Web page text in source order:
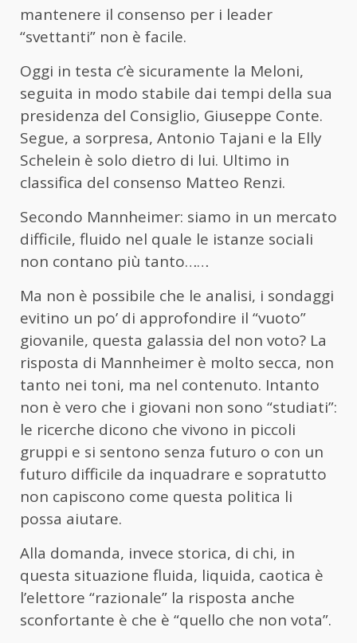
mantenere il consenso per i leader
“svettanti” non è facile.
Oggi in testa c’è sicuramente la Meloni,
seguita in modo stabile dai tempi della sua
presidenza del Consiglio, Giuseppe Conte.
Segue, a sorpresa, Antonio Tajani e la Elly
Schelein è solo dietro di lui. Ultimo in
classifica del consenso Matteo Renzi.
Secondo Mannheimer: siamo in un mercato
difficile, fluido nel quale le istanze sociali
non contano più tanto……
Ma non è possibile che le analisi, i sondaggi
evitino un po’ di approfondire il “vuoto”
giovanile, questa galassia del non voto? La
risposta di Mannheimer è molto secca, non
tanto nei toni, ma nel contenuto. Intanto
non è vero che i giovani non sono “studiati”:
le ricerche dicono che vivono in piccoli
gruppi e si sentono senza futuro o con un
futuro difficile da inquadrare e sopratutto
non capiscono come questa politica li
possa aiutare.
Alla domanda, invece storica, di chi, in
questa situazione fluida, liquida, caotica è
l’elettore “razionale” la risposta anche
sconfortante è che è “quello che non vota”.